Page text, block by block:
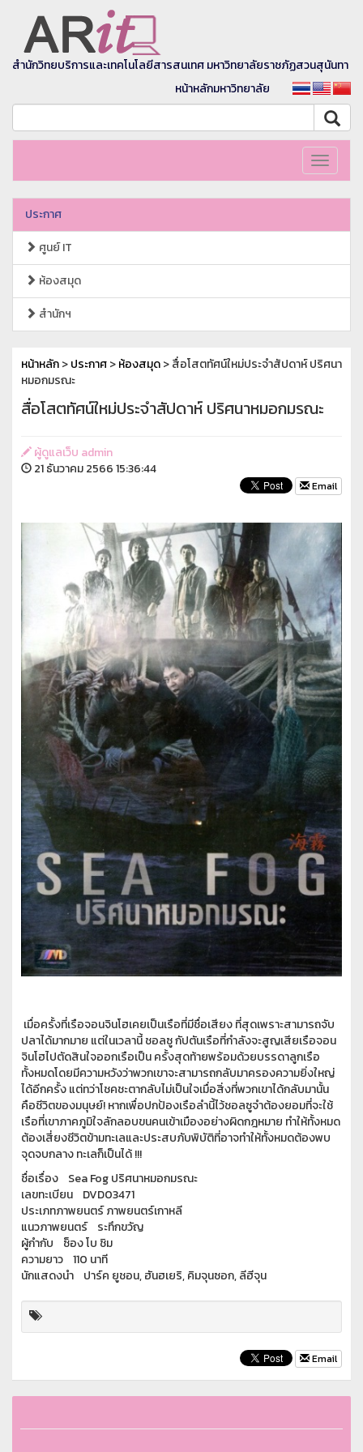
สำนักวิทยบริการและเทคโนโลยีสารสนเทศ มหาวิทยาลัยราชภัฏสวนสุนันทา
หน้าหลักมหาวิทยาลัย
Toggle
ประกาศ
ศูนย์ IT
ห้องสมุด
สำนักฯ
หน้าหลัก>ประกาศ>ห้องสมุด> สื่อโสตทัศน์ใหม่ประจำสัปดาห์ ปริศนา
หมอกมรณะ
สื่อโสตทัศน์ใหม่ประจำสัปดาห์ ปริศนาหมอกมรณะ
ผู้ดูแลเว็บ admin
21 ธันวาคม 2566 15:36:44
Email
เมื่อครั้งที่เรือจอนจินโฮเคยเป็นเรือที่มีชื่อเสียง ที่สุดเพราะสามารถจับ
ปลาได้มากมาย แต่ในเวลานี้ ชอลซู กัปตันเรือที่กำลังจะสูญเสียเรือจอน
จินโฮไปตัดสินใจออกเรือเป็น ครั้งสุดท้ายพร้อมด้วยบรรดาลูกเรือ
ทั้งหมดโดยมีความหวังว่าพวกเขาจะสามารถกลับมาครองความยิ่งใหญ่
ได้อีกครั้ง แต่ทว่าโชคชะตากลับไม่เป็นใจเมื่อสิ่งที่พวกเขาได้กลับมานั้น
คือชีวิตของมนุษย์! หากเพื่อปกป้องเรือลำนี้ไว้ชอลซูจำต้องยอมที่จะใช้
เรือที่เขาภาคภูมิใจลักลอบขนคนเข้าเมืองอย่างผิดกฎหมาย ทำให้ทั้งหมด
ต้องเสี่ยงชีวิตข้ามทะเลและประสบภับพิบัติที่อาจทำให้ทั้งหมดต้องพบ
จุดจบกลาง ทะเลก็เป็นได้ !!!
ชื่อเรื่อง Sea Fog ปริศนาหมอกมรณะ
เลขทะเบียน DVD03471
ประเภทภาพยนตร์ ภาพยนตร์เกาหลี
แนวภาพยนตร์ ระทึกขวัญ
ผู้กำกับ ซ็อง โบ ชิม
ความยาว 110 นาที
นักแสดงนำ ปาร์ค ยูชอน, ฮันฮเยริ, คิมจุนซอก, ลีฮีจุน
Email